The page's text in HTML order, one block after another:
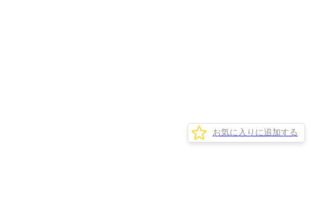
お気に入りに追加する